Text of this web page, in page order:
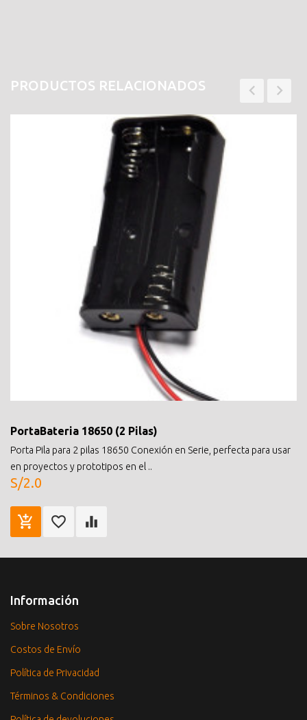
PRODUCTOS RELACIONADOS
PortaBateria 18650 (2 Pilas)
Porta Pila para 2 pilas 18650 Conexión en Serie, perfecta para usar
en proyectos y prototipos en el ..
S/2.0
Información
Sobre Nosotros
Costos de Envío
Política de Privacidad
Términos & Condiciones